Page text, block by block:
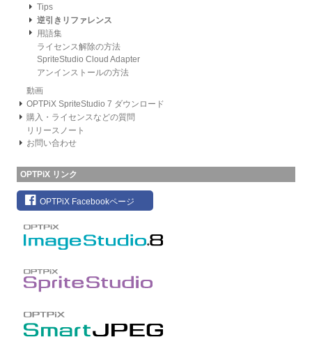
Tips
逆引きリファレンス
用語集
ライセンス解除の方法
SpriteStudio Cloud Adapter
アンインストールの方法
動画
OPTPiX SpriteStudio 7 ダウンロード
購入・ライセンスなどの質問
リリースノート
お問い合わせ
OPTPiX リンク
OPTPiX Facebookページ